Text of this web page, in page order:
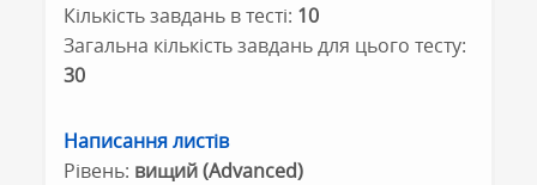
Кількість завдань в тесті: 10
Загальна кількість завдань для цього тесту:
30
Написання листів
Рівень: вищий (Advanced)